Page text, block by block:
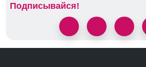
Подписывайся!